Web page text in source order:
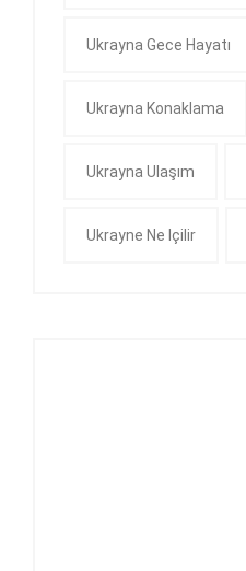
Ukrayna Gece Hayatı
Ukrayna Konaklama
Ukrayna Ulaşım
Ukrayne Ne Içilir